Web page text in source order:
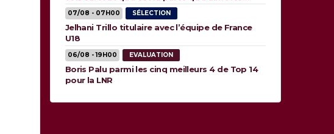
animaux”
07/08 - 07H00 SÉLECTION
Jelhani Trillo titulaire avec l’équipe de France
U18
06/08 - 19H00 EVALUATION
Boris Palu parmi les cinq meilleurs 4 de Top 14
pour la LNR